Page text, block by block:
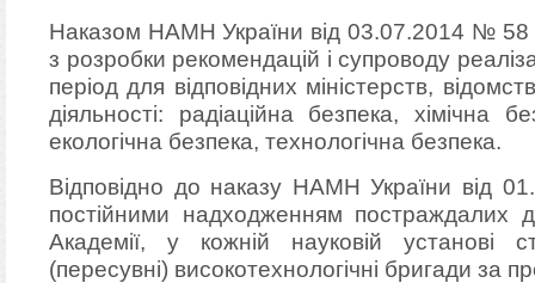
Наказом НАМН України від 03.07.2014 № 58
з розробки рекомендацій і супроводу
період для відповідних міністерств,
діяльності: радіаційна безпека, хімічна
екологічна безпека, технологічна безпека.
Відповідно до наказу НАМН України від
постійними надходженням постраждалих
Академії, у кожній науковій установі
(пересувні) високотехнологічні бригади за